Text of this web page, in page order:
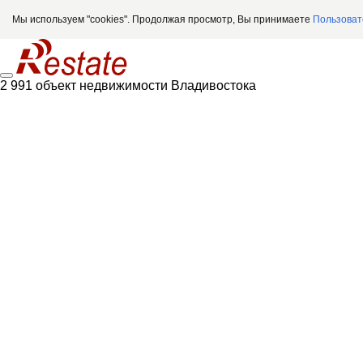
Мы используем "cookies". Продолжая просмотр, Вы принимаете
2 991 объект недвижимости Владивостока